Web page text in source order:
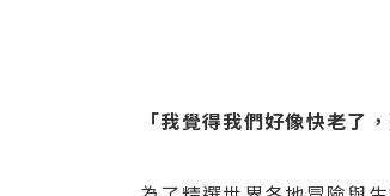
「我覺得我們好像快老了